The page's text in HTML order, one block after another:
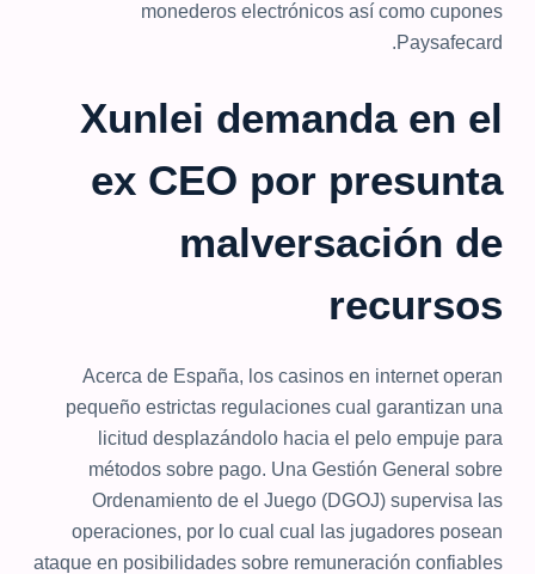
monederos electrónicos así­ como cupones
Paysafecard.
Xunlei demanda en el
ex CEO por presunta
malversación de
recursos
Acerca de España, los casinos en internet operan
pequeño estrictas regulaciones cual garantizan una
licitud desplazándolo hacia el pelo empuje para
métodos sobre pago. Una Gestión General sobre
Ordenamiento de el Juego (DGOJ) supervisa las
operaciones, por lo cual cual las jugadores posean
ataque en posibilidades sobre remuneración confiables